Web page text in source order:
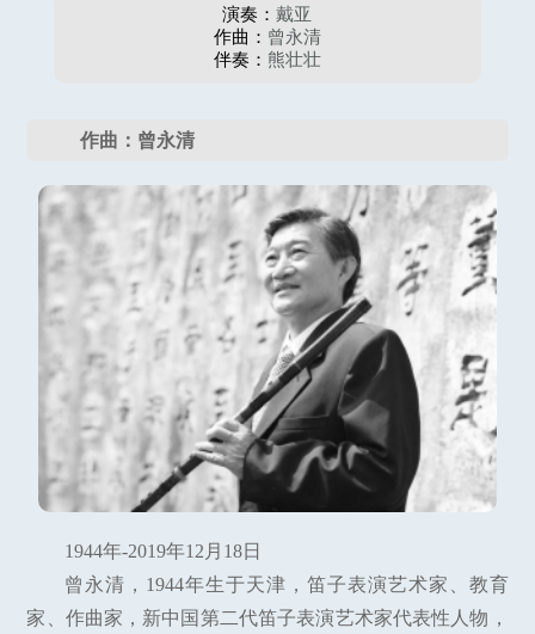
演奏：戴亚
作曲： 曾永清
伴奏： 熊壮壮
作曲：曾永清
1944年-2019年12月18日
曾永清，1944年生于天津，笛子表演艺术家、教育
家、作曲家，新中国第二代笛子表演艺术家代表性人物，